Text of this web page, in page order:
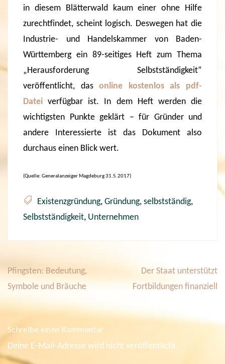
in diesem Blätterwald kaum einer ohne Hilfe
zurechtfindet, scheint logisch. Deswegen hat die
Industrie- und Handelskammer von Baden-
Württemberg ein 89-seitiges Heft zum Thema
„Herausforderung Selbstständigkeit“
veröffentlicht, dasonline kostenlos als pdf-
Datei verfügbar ist. In dem Heft werden die
wichtigsten Punkte geklärt – für Gründer und
andere Interessierte ist das Dokument also
durchaus einen Blick wert.
(Quelle: Generalanzeiger Magdeburg 31.5.2017)
Existenzgründung, Gründung, selbstständig,
Selbstständigkeit, Unternehmen
e
t
a
g
s
n
Pfingsten: Bedeutung,
Symbole und Bräuche
Der Staat unterstützt
Fortbildungen finanziell
Schreibe einen Kommentar
Deine E-Mail-Adresse wird nicht veröffentlicht.